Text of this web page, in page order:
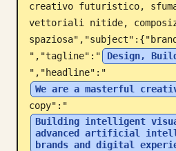
creativo futuristico,
vettoriali nitide,
","tagline":"
Design,
","headline":"
We are a masterful
copy":"
Building intelligent
advanced artificial
brands and digital